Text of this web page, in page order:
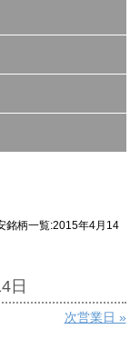
銘柄一覧:2015年4月14
日
次営業日 »